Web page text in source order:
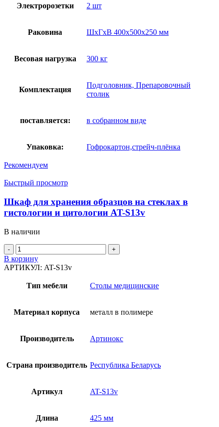
Электророзетки 2 шт
Раковина ШхГхВ 400х500х250 мм
Весовая нагрузка 300 кг
Комплектация
Подголовник, Препаровочный
столик
поставляется: в собранном виде
Упаковка: Гофрокартон,стрейч-плёнка
Рекомендуем
Быстрый просмотр
Шкаф для хранения образцов на стеклах в
гистологии и цитологии AT-S13v
В наличии
Количество
товара
Шкаф
хранения
стеклах
цитологии
S13v
В корзину
АРТИКУЛ: AT-S13v
Тип мебели Столы медицинские
Материал корпуса металл в полимере
Производитель Артинокс
Страна производитель Республика Беларусь
Артикул AT-S13v
Длина 425 мм